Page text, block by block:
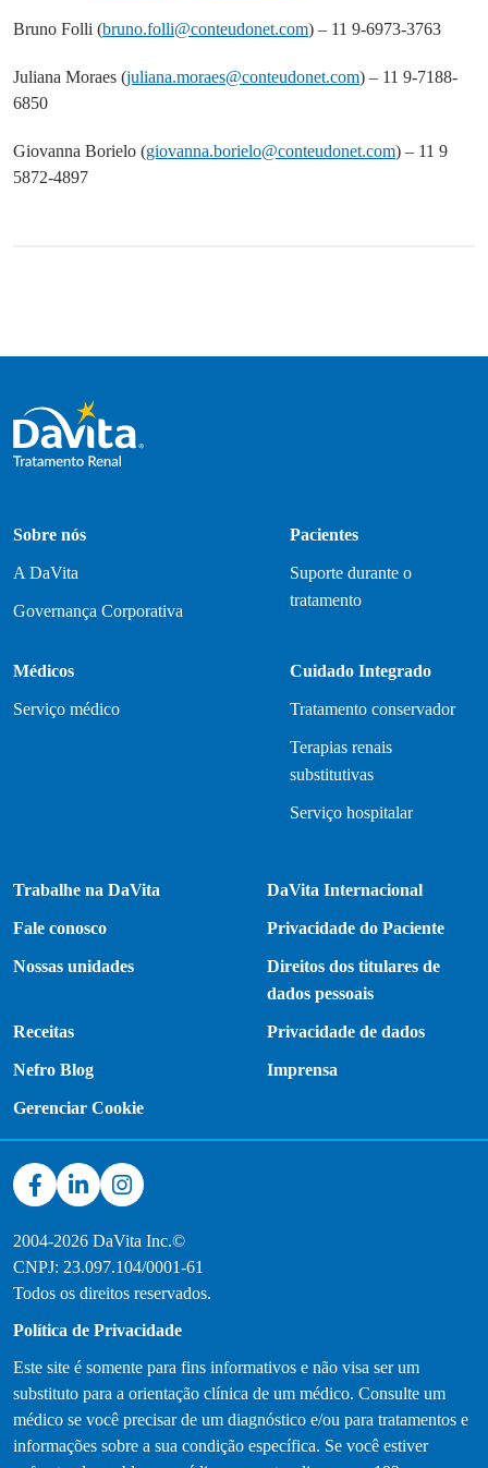
Bruno Folli (bruno.folli@conteudonet.com) – 11 9-6973-3763
Juliana Moraes (juliana.moraes@conteudonet.com) – 11 9-7188-
6850
Giovanna Borielo (giovanna.borielo@conteudonet.com) – 11 9
5872-4897
Sobre nós
A DaVita
Governança Corporativa
Pacientes
Suporte durante o
tratamento
Médicos
Serviço médico
Cuidado Integrado
Tratamento conservador
Terapias renais
substitutivas
Serviço hospitalar
Trabalhe na DaVita DaVita Internacional
Fale conosco Privacidade do Paciente
Nossas unidades
Direitos dos titulares de
dados pessoais
Receitas Privacidade de dados
Nefro Blog Imprensa
Gerenciar Cookie
2004-2026 DaVita Inc.©
CNPJ: 23.097.104/0001-61
Todos os direitos reservados.
Política de Privacidade
Este site é somente para fins informativos e não visa ser um
substituto para a orientação clínica de um médico. Consulte um
médico se você precisar de um diagnóstico e/ou para tratamentos e
informações sobre a sua condição específica. Se você estiver